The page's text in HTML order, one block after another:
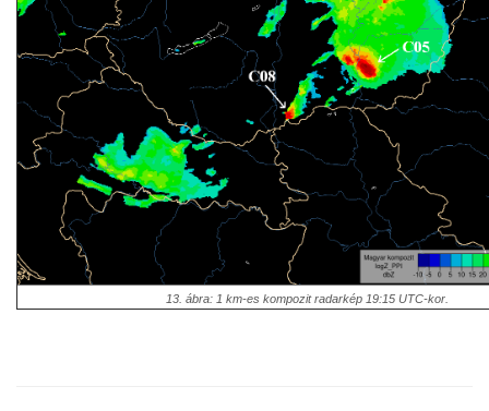
13. ábra: 1 km-es kompozit radarkép 19:15 UTC-kor.